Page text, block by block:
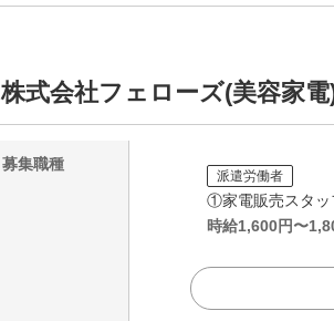
株式会社フェローズ(美容家
募集職種
派遣労働者
①家電販売スタッ
時給1,600円〜